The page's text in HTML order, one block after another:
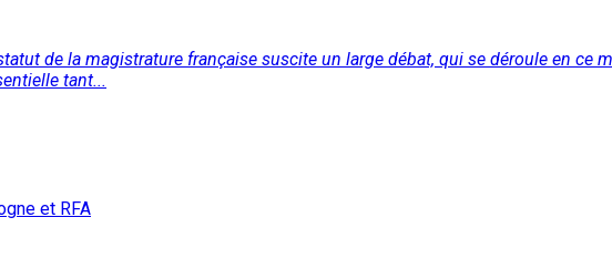
de la magistrature française suscite un large débat, qui se déroule en ce
tant...
et RFA